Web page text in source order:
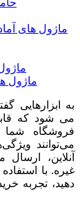
ماژول های
ماژول
می شود که
فروشگاه
می‌توانند
آنلاین،
غیره. با
دهید، تجربه